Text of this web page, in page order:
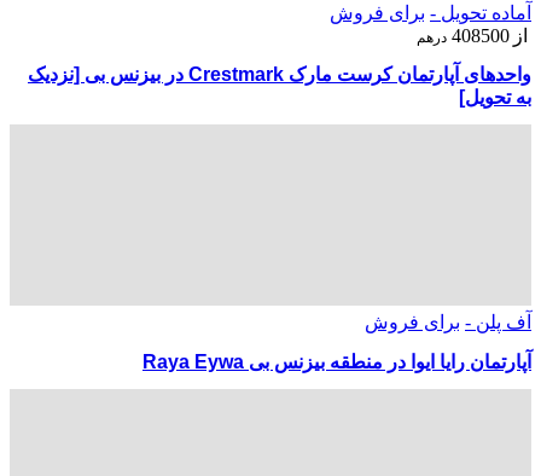
آماده تحویل - برای فروش
از 408500 درهم
واحدهای آپارتمان کرست مارک Crestmark در بیزنس بی [نزدیک
به تحویل]
آف پلن - برای فروش
آپارتمان رایا ایوا در منطقه بیزنس بی Raya Eywa